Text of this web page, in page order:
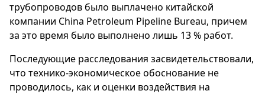
трубопроводов было выплачено китайской
компании China Petroleum Pipeline Bureau, причем
за это время было выполнено лишь 13 % работ.
Последующие расследования засвидетельствовали,
что технико-экономическое обоснование не
проводилось, как и оценки воздействия на